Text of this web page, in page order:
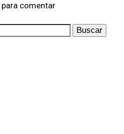
para comentar